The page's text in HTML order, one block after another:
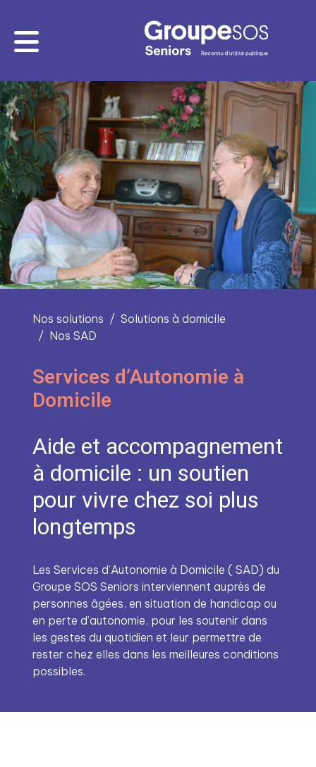
Nos solutions
Solutions à domicile
Nos SAD
Services d’Autonomie à
Domicile
Aide et accompagnement
à domicile : un soutien
pour vivre chez soi plus
longtemps
Les Services d’Autonomie à Domicile ( SAD) du
Groupe SOS Seniors interviennent auprès de
personnes âgées, en situation de handicap ou
en perte d’autonomie, pour les soutenir dans
les gestes du quotidien et leur permettre de
rester chez elles dans les meilleures conditions
possibles.